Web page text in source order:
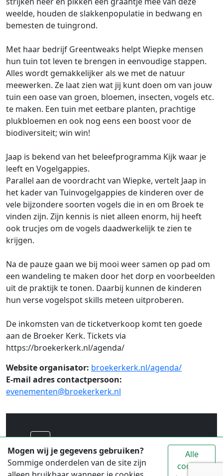
weelde, houden de slakkenpopulatie in bedwang en
bemesten de tuingrond.
Met haar bedrijf Greentweaks helpt Wiepke mensen
hun tuin tot leven te brengen in eenvoudige stappen.
Alles wordt gemakkelijker als we met de natuur
meewerken. Ze laat zien wat jij kunt doen om van jouw
tuin een oase van groen, bloemen, insecten, vogels etc.
te maken. Een tuin met eetbare planten, prachtige
plukbloemen en ook nog eens een boost voor de
biodiversiteit; win win!
Jaap is bekend van het beleefprogramma Kijk waar je
leeft en Vogelgappies.
Parallel aan de voordracht van Wiepke, vertelt Jaap in
het kader van Tuinvogelgappies de kinderen over de
vele bijzondere soorten vogels die in en om Broek te
vinden zijn. Zijn kennis is niet alleen enorm, hij heeft
ook trucjes om de vogels daadwerkelijk te zien te
krijgen.
Na de pauze gaan we bij mooi weer samen op pad om
een wandeling te maken door het dorp en voorbeelden
uit de praktijk te tonen. Daarbij kunnen de kinderen
hun verse vogelspot skills meteen uitproberen.
De inkomsten van de ticketverkoop komt ten goede
aan de Broeker Kerk. Tickets via
https://broekerkerk.nl/agenda/
Website organisator: broekerkerk.nl/agenda/
E-mail adres contactpersoon:
evenementen@broekerkerk.nl
Mogen wij je gegevens gebruiken?
Sommige onderdelen van de site zijn
Alle
cookies
Voor alle toeristische informatie over
Waterland ga je naar www.vvvwaterland.nl